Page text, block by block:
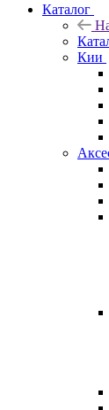
Каталог
Кии